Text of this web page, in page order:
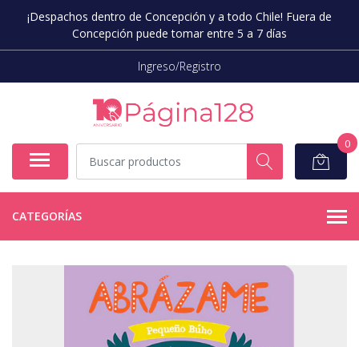
¡Despachos dentro de Concepción y a todo Chile! Fuera de
Concepción puede tomar entre 5 a 7 días
Ingreso/Registro
0
CATEGORÍAS